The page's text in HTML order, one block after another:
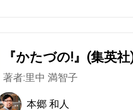
『かたづの!』(集英社
著者:里中 満智子
本郷 和人